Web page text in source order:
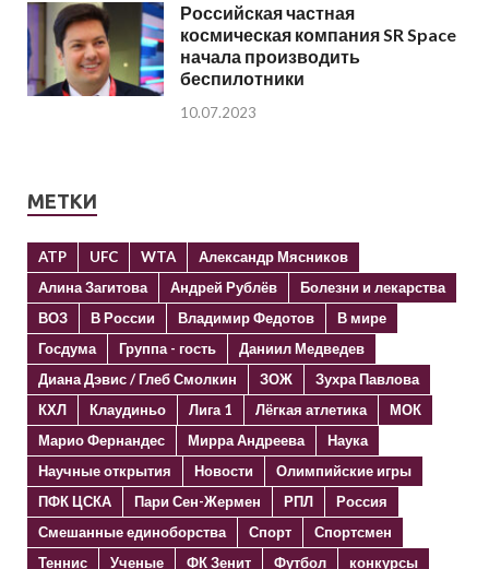
Российская частная
космическая компания SR Space
начала производить
беспилотники
10.07.2023
МЕТКИ
ATP UFC WTA
Александр Мясников
Алина Загитова
Андрей Рублёв
Болезни и лекарства
ВОЗ
В России Владимир Федотов
В мире
Госдума
Группа - гость
Даниил Медведев
Диана Дэвис / Глеб Смолкин
ЗОЖ
Зухра Павлова
КХЛ
Клаудиньо Лига 1 Лёгкая атлетика
МОК
Марио Фернандес
Мирра Андреева
Наука
Научные открытия
Новости
Олимпийские игры
ПФК ЦСКА
Пари Сен-Жермен РПЛ
Россия
Смешанные единоборства
Спорт
Спортсмен
Теннис
Ученые ФК Зенит Футбол
конкурсы